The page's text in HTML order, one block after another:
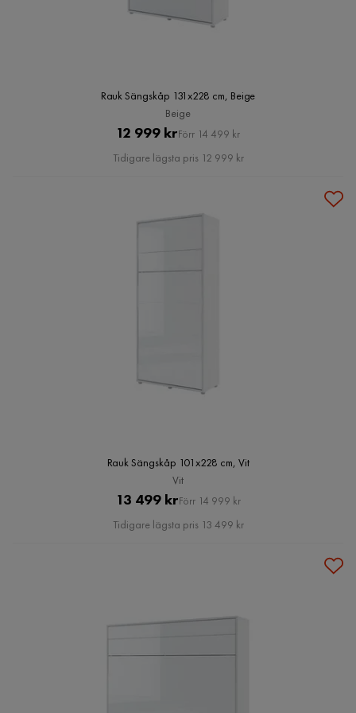
Rauk Sängskåp 131x228 cm, Beige
Beige
Pris
12 999 krOriginal
Pris
Förr 14 499 kr
Tidigare lägsta pris 12 999 kr
Rauk Sängskåp 101x228 cm, Vit
Vit
Pris
13 499 krOriginal
Pris
Förr 14 999 kr
Tidigare lägsta pris 13 499 kr